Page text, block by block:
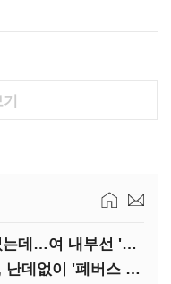
이 대통령, '공급' 팔 걷어붙였는데…여 내부선 '부동산 망언'(종합)
공급 속도전 외치더니…황희, 난데없이 '폐버스 리모델링' 제안